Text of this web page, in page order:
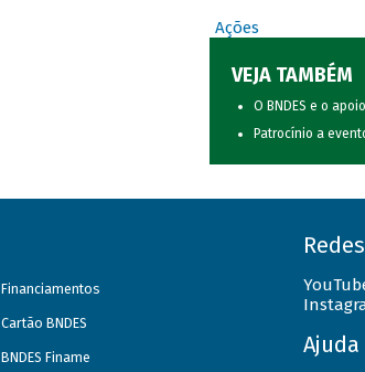
Ações
VEJA TAMBÉM
O BNDES e o
Patrocínio a
Financiamentos
Cartão BNDES
BNDES Finame Ajuda